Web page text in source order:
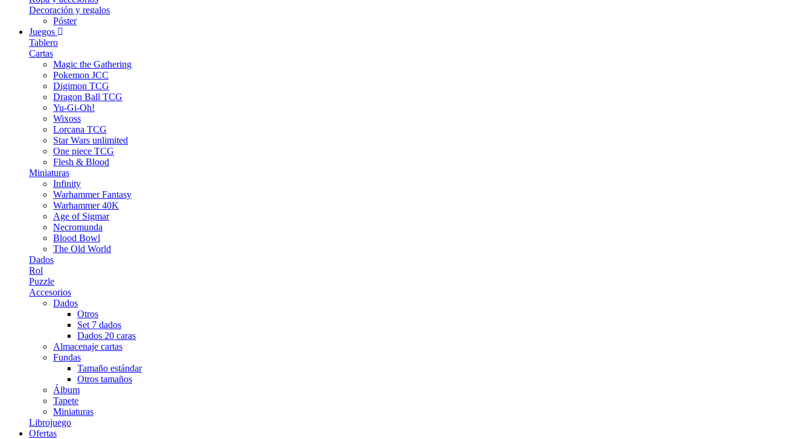
Decoración y regalos
Póster
Juegos
Tablero
Cartas
Magic the Gathering
Pokemon JCC
Digimon TCG
Dragon Ball TCG
Yu-Gi-Oh!
Wixoss
Lorcana TCG
Star Wars unlimited
One piece TCG
Flesh & Blood
Miniaturas
Infinity
Warhammer Fantasy
Warhammer 40K
Age of Sigmar
Necromunda
Blood Bowl
The Old World
Dados
Rol
Puzzle
Accesorios
Dados
Otros
Set 7 dados
Dados 20 caras
Almacenaje cartas
Fundas
Tamaño estándar
Otros tamaños
Álbum
Tapete
Miniaturas
Librojuego
Ofertas